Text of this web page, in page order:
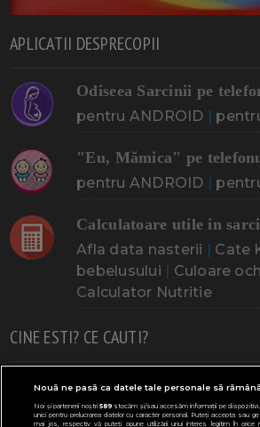
APLICATII DESPRECOPII
Odiseea Sarcinii pe
pentru ANDROID
"Eu, Mămica" pe
pentru ANDROID
Calculatoare utile in
Afla data nasterii Cate
bebelusului
Culoare
Calculator Nutritie
CINE ESTI? CE CAUTI?
Doresc un copil Adoptia Probleme
Urmeaza sa nasc Probleme alaptare
Nouă ne pasă ca datele tale personale să
Noi și partenerii noștri589stocăm și/sau accesăm informații pe
unici pentru prelucrarea datelor cu caracter personal. Puteți accepta sau
mai jos, respectiv vă puteți opune utilizării unui interes legitim în